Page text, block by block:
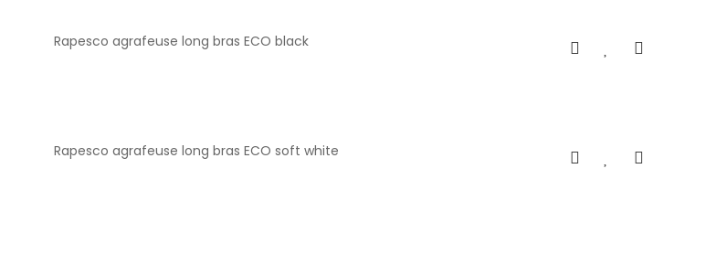
Rapesco agrafeuse long bras ECO black
Rapesco agrafeuse long bras ECO soft white